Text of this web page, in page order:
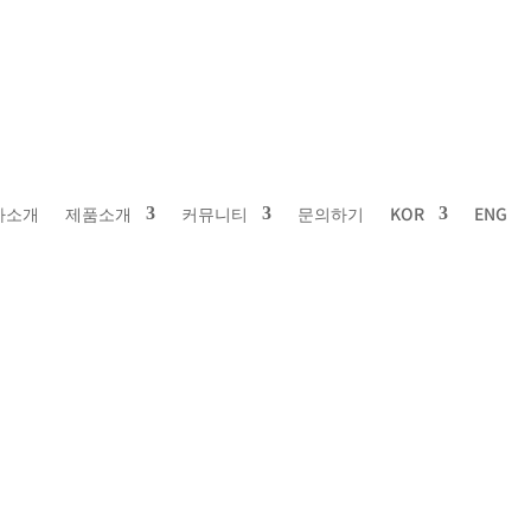
소개 제품소개 커뮤니티 문의하기 KOR ENG